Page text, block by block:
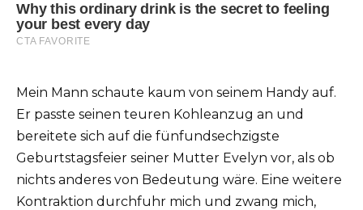
Mein Mann schaute kaum von seinem Handy auf.
Er passte seinen teuren Kohleanzug an und
bereitete sich auf die fünfundsechzigste
Geburtstagsfeier seiner Mutter Evelyn vor, als ob
nichts anderes von Bedeutung wäre. Eine weitere
Kontraktion durchfuhr mich und zwang mich,